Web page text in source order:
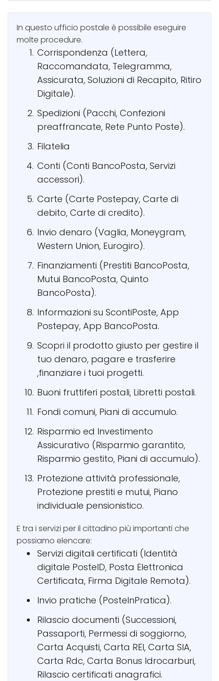
In questo ufficio postale è possibile eseguire
molte procedure.
Corrispondenza (Lettera,
Raccomandata, Telegramma,
Assicurata, Soluzioni di Recapito, Ritiro
Digitale).
Spedizioni (Pacchi, Confezioni
preaffrancate, Rete Punto Poste).
Filatelia
Conti (Conti BancoPosta, Servizi
accessori).
Carte (Carte Postepay, Carte di
debito, Carte di credito).
Invio denaro (Vaglia, Moneygram,
Western Union, Eurogiro).
Finanziamenti (Prestiti BancoPosta,
Mutui BancoPosta, Quinto
BancoPosta).
Informazioni su ScontiPoste, App
Postepay, App BancoPosta.
Scopri il prodotto giusto per gestire il
tuo denaro, pagare e trasferire
,finanziare i tuoi progetti.
Buoni fruttiferi postali, Libretti postali.
Fondi comuni, Piani di accumulo.
Risparmio ed Investimento
Assicurativo (Risparmio garantito,
Risparmio gestito, Piani di accumulo).
Protezione attività professionale,
Protezione prestiti e mutui, Piano
individuale pensionistico.
E tra i servizi per il cittadino più importanti che
possiamo elencare:
Servizi digitali certificati (Identità
digitale PosteID, Posta Elettronica
Certificata, Firma Digitale Remota).
Invio pratiche (PosteInPratica).
Rilascio documenti (Successioni,
Passaporti, Permessi di soggiorno,
Carta Acquisti, Carta REI, Carta SIA,
Carta Rdc, Carta Bonus Idrocarburi,
Rilascio certificati anagrafici.